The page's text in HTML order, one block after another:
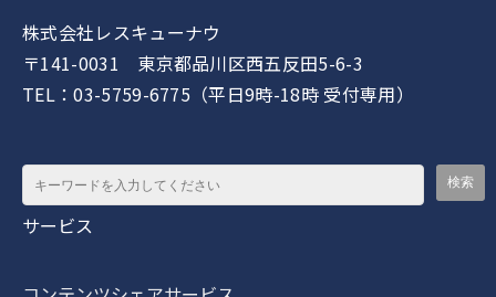
株式会社レスキューナウ
〒141-0031 東京都品川区西五反田5-6-3
TEL：03-5759-6775（平日9時-18時 受付専用）
サービス